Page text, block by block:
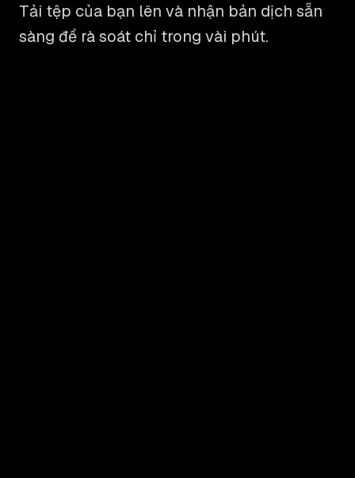
Tải tệp của bạn lên và nhận bản dịch sẵn
sàng để rà soát chỉ trong vài phút.